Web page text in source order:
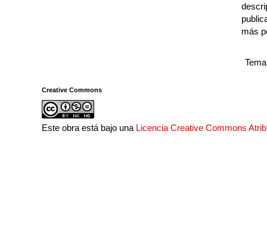
más
Creative Commons
Este obra está bajo una Licencia Creative Commons